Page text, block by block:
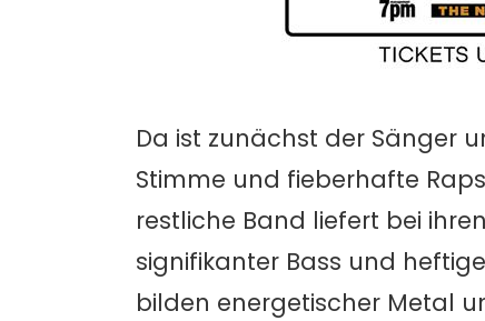
Da ist zunächst der Sänger
Stimme und fieberhafte
restliche Band liefert bei
signifikanter Bass und
bilden energetischer Metal